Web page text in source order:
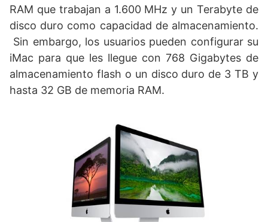
RAM que trabajan a 1.600 MHz y un Terabyte de
disco duro como capacidad de almacenamiento.
Sin embargo, los usuarios pueden configurar su
iMac para que les llegue con 768 Gigabytes de
almacenamiento flash o un disco duro de 3 TB y
hasta 32 GB de memoria RAM.